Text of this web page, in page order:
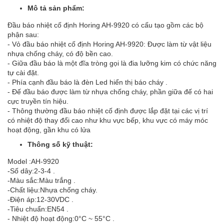
Mô tả sản phẩm:
Đầu báo nhiệt cố định Horing AH-9920 có cấu tạo gồm các bộ
phận sau:
- Vỏ đầu báo nhiệt cố định Horing AH-9920: Được làm từ vật liệu
nhựa chống cháy, có độ bền cao.
- Giữa đầu báo là một đĩa tròng gọi là đia lưỡng kim có chức năng
tự cài đặt.
- Phía cạnh đầu báo là đèn Led hiển thị báo cháy .
- Đế đầu báo được làm từ nhựa chống cháy, phần giữa đế có hai
cực truyền tín hiệu.
- Thông thường đầu báo nhiệt cố định được lắp đặt tại các vị trí
có nhiệt độ thay đổi cao như khu vực bếp, khu vực có máy móc
hoạt động, gần khu có lửa
Thông số kỹ thuật:
Model :AH-9920
-Số dây:2-3-4 .
-Màu sắc:Màu trắng .
-Chất liệu:Nhựa chống cháy.
-Điện áp:12-30VDC .
-Tiêu chuẩn:EN54 .
- Nhiệt độ hoạt động:0°C ~ 55°C .